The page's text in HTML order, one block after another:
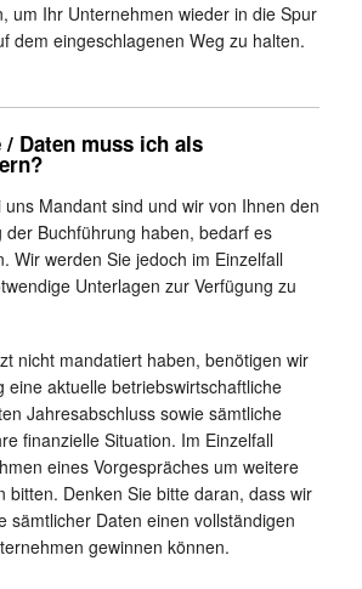
um Ihr Unternehmen wieder in die Spur
dem eingeschlagenen Weg zu halten.
Daten muss ich als
Mandant sind und wir von Ihnen den
der Buchführung haben, bedarf es
Wir werden Sie jedoch im Einzelfall
Unterlagen zur Verfügung zu
nicht mandatiert haben, benötigen wir
eine aktuelle betriebswirtschaftliche
Jahresabschluss sowie sämtliche
finanzielle Situation. Im Einzelfall
eines Vorgespräches um weitere
bitten. Denken Sie bitte daran, dass wir
sämtlicher Daten einen vollständigen
gewinnen können.